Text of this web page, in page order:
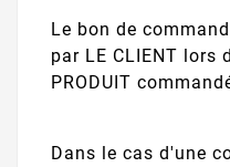
Le bon de
par LE CLIENT lors
PRODUIT
Dans le cas d'une